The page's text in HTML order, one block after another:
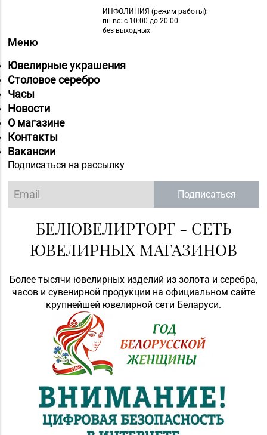
ИНФОЛИНИЯ (режим работы):
пн-вс: с 10:00 до 20:00
без выходных
Меню
Ювелирные украшения
Столовое серебро
Часы
Новости
О магазине
Контакты
Вакансии
Подписаться на рассылку
Подписаться
БЕЛЮВЕЛИРТОРГ - СЕТЬ
ЮВЕЛИРНЫХ МАГАЗИНОВ
Более тысячи ювелирных изделий из золота и серебра,
часов и сувенирной продукции на официальном сайте
крупнейшей ювелирной сети Беларуси.